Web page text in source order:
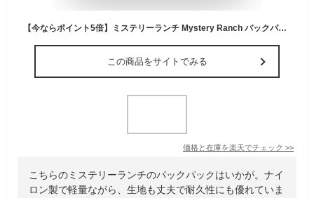
【今ならポイント5倍】ミステリーランチ Mystery Ranch バックパック 24L アーバンアサルト Urban Assault EVERYDAY CARRY-VN ミルスペック M通勤特集 ファッション
この商品をサイトでみる
価格と在庫を楽天でチェック >>
こちらのミステリーランチのパックパックはいかが。ナイ
ロン製で軽量ながら、生地も丈夫で耐久性にも優れていま